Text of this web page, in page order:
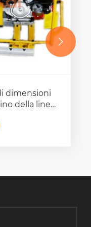
dimensioni
della linea
